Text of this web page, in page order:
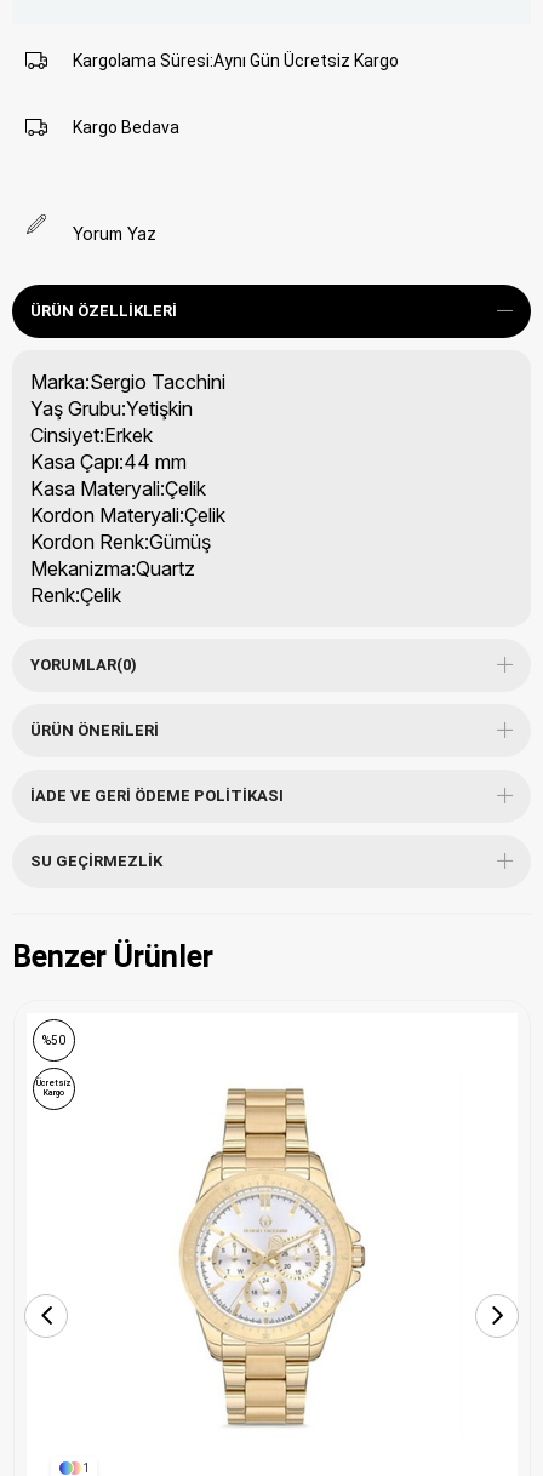
Kargolama Süresi:Aynı Gün Ücretsiz Kargo
Kargo Bedava
Yorum Yaz
ÜRÜN ÖZELLIKLERI
Marka:Sergio Tacchini
Yaş Grubu:Yetişkin
Cinsiyet:Erkek
Kasa Çapı:44 mm
Kasa Materyali:Çelik
Kordon Materyali:Çelik
Kordon Renk:Gümüş
Mekanizma:Quartz
Renk:Çelik
YORUMLAR(0)
ÜRÜN ÖNERILERI
İADE VE GERI ÖDEME POLITIKASI
SU GEÇIRMEZLIK
Benzer Ürünler
1
%50
Ücretsiz
Kargo